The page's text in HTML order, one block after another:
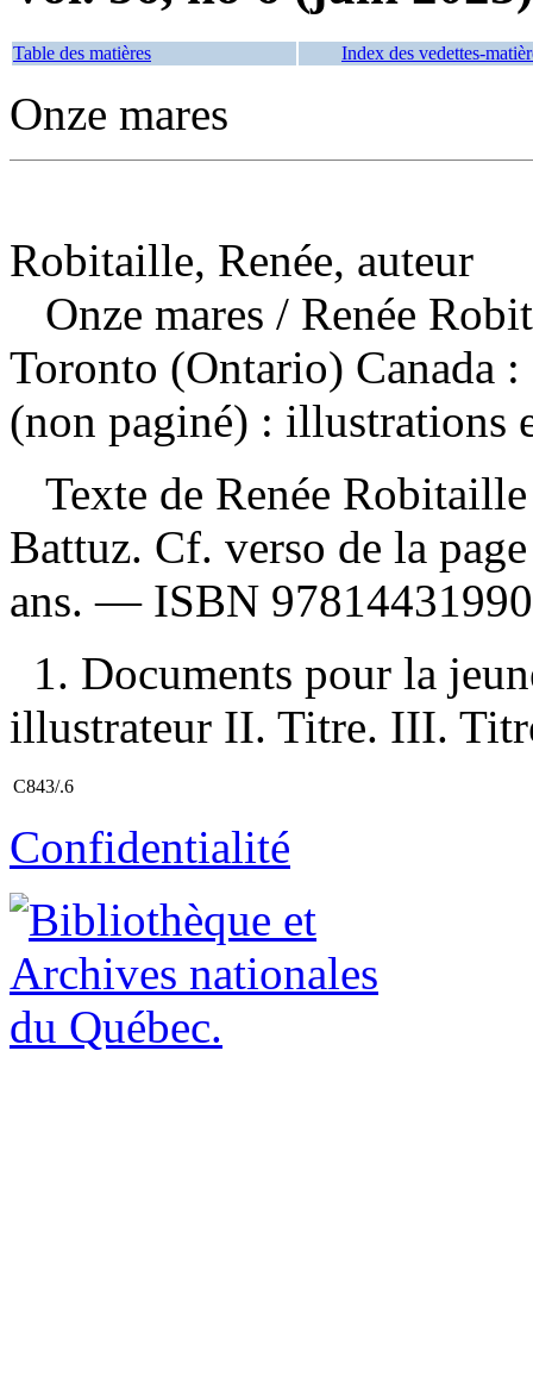
Table des matières Index des vedettes-
Onze mares
Robitaille, Renée, auteur
Onze mares / Renée
Toronto (Ontario) Canada
(non paginé) : illustrations
Texte de Renée
Battuz. Cf. verso de la
ans. — ISBN
1. Documents pour la
illustrateur II. Titre. III.
C843/.6
Confidentialité